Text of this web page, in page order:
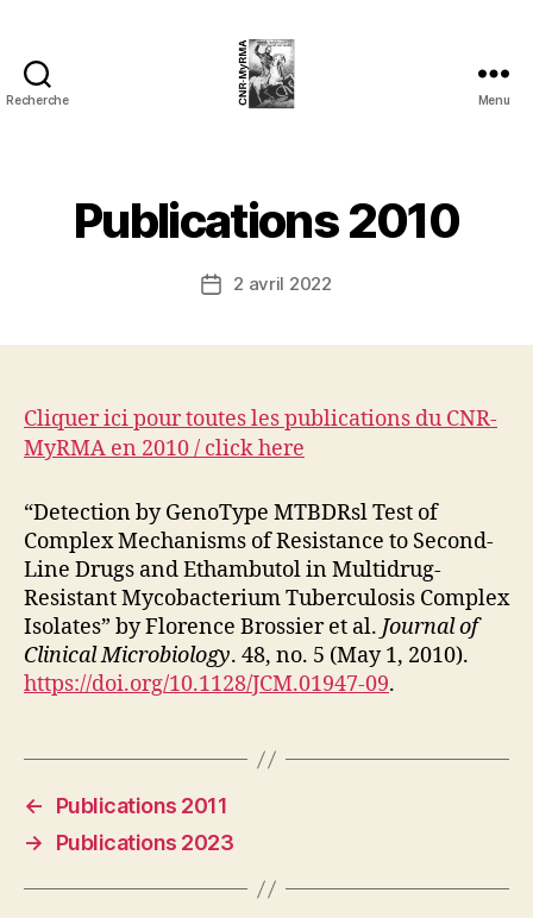
Recherche Menu
Publications 2010
Date2 avril 2022
Cliquer ici pour toutes les publications du CNR-
MyRMA en 2010 / click here
“Detection by GenoType MTBDRsl Test of
Complex Mechanisms of Resistance to Second-
Line Drugs and Ethambutol in Multidrug-
Resistant Mycobacterium Tuberculosis Complex
Isolates” by Florence Brossier et al. Journal of
Clinical Microbiology. 48, no. 5 (May 1, 2010).
https://doi.org/10.1128/JCM.01947-09.
←
Publications 2011
→
Publications 2023